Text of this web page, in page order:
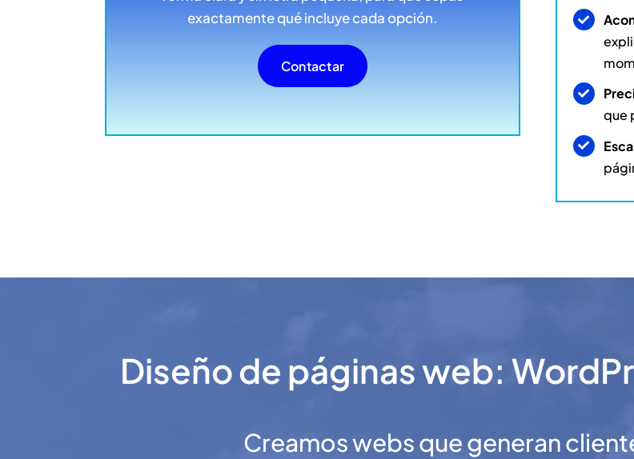
exactamente qué incluye cada opción.
Contactar
que
Diseño de páginas web:
Creamos webs que generan